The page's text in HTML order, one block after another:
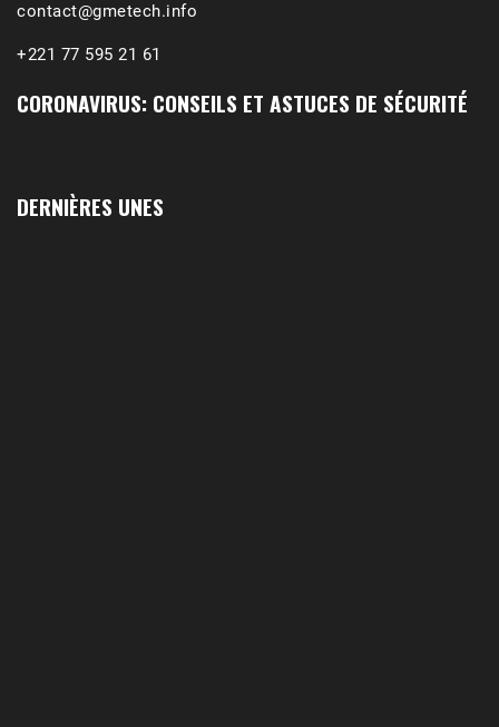
contact@gmetech.info
+221 77 595 21 61
CORONAVIRUS: CONSEILS ET ASTUCES DE SÉCURITÉ
DERNIÈRES UNES